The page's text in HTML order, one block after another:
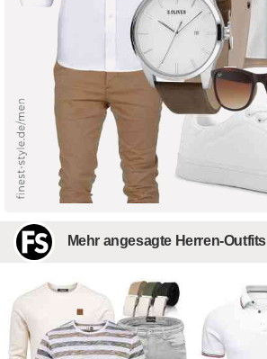
Mehr angesagte Herren-Outfits